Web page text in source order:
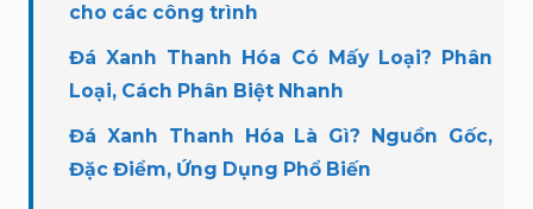
cho các công trình
Đá Xanh Thanh Hóa Có Mấy Loại? Phân
Loại, Cách Phân Biệt Nhanh
Đá Xanh Thanh Hóa Là Gì? Nguồn Gốc,
Đặc Điểm, Ứng Dụng Phổ Biến